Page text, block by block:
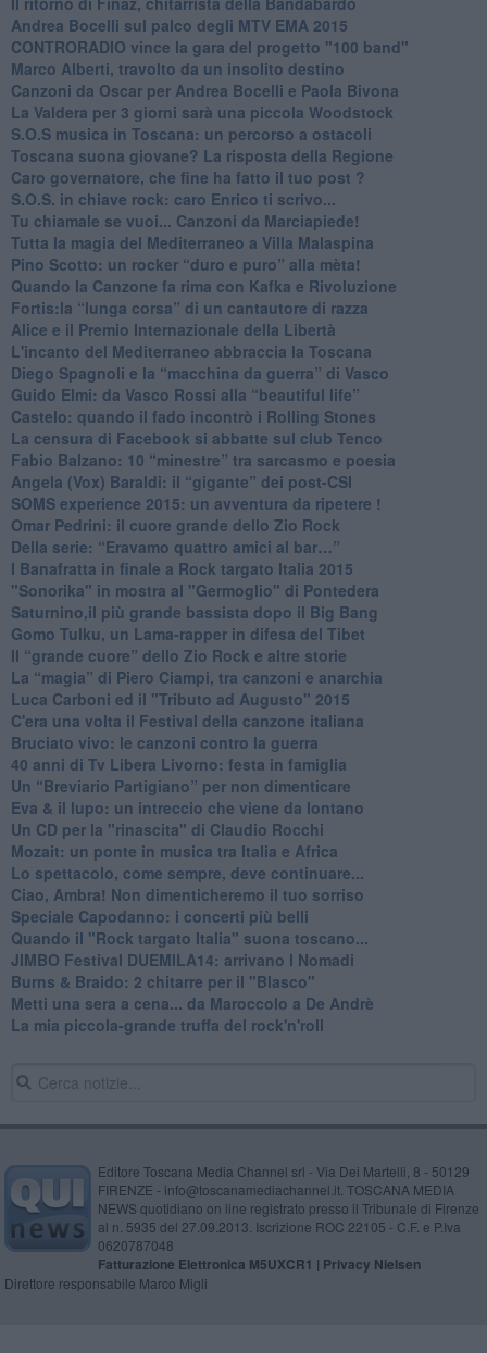
Andrea Bocelli sul palco degli MTV EMA 2015
CONTRORADIO vince la gara del progetto "100 band"
Marco Alberti, travolto da un insolito destino
Canzoni da Oscar per Andrea Bocelli e Paola Bivona
La Valdera per 3 giorni sarà una piccola Woodstock
S.O.S musica in Toscana: un percorso a ostacoli
​Toscana suona giovane? La risposta della Regione
Caro governatore, che fine ha fatto il tuo post ?
S.O.S. in chiave rock: caro Enrico ti scrivo...
Tu chiamale se vuoi... Canzoni da Marciapiede!
​Tutta la magia del Mediterraneo a Villa Malaspina
​Pino Scotto: un rocker “duro e puro” alla mèta!
​Quando la Canzone fa rima con Kafka e Rivoluzione
​Fortis:la “lunga corsa” di un cantautore di razza
Alice e il Premio Internazionale della Libertà
​L'incanto del Mediterraneo abbraccia la Toscana
​Diego Spagnoli e la “macchina da guerra” di Vasco
​Guido Elmi: da Vasco Rossi alla “beautiful life”
​Castelo: quando il fado incontrò i Rolling Stones
La censura di Facebook si abbatte sul club Tenco
Fabio Balzano: 10 “minestre” tra sarcasmo e poesia
Angela (Vox) Baraldi: il “gigante” dei post-CSI
​SOMS experience 2015: un avventura da ripetere !
Omar Pedrini: il cuore grande dello Zio Rock
Della serie: “Eravamo quattro amici al bar…”
I Banafratta in finale a Rock targato Italia 2015
"Sonorika" in mostra al "Germoglio" di Pontedera
​Saturnino,il più grande bassista dopo il Big Bang
​Gomo Tulku, un Lama-rapper in difesa del Tibet
​Il “grande cuore” dello Zio Rock e altre storie
La “magia” di Piero Ciampi, tra canzoni e anarchia
Luca Carboni ed il "Tributo ad Augusto" 2015
C'era una volta il Festival della canzone italiana
Bruciato vivo: le canzoni contro la guerra
40 anni di Tv Libera Livorno: festa in famiglia
Un “Breviario Partigiano” per non dimenticare
Eva & il lupo: un intreccio che viene da lontano
Un CD per la "rinascita" di Claudio Rocchi
Mozait: un ponte in musica tra Italia e Africa
Lo spettacolo, come sempre, deve continuare...
Ciao, Ambra! Non dimenticheremo il tuo sorriso
Speciale Capodanno: i concerti più belli
Quando il "Rock targato Italia" suona toscano...
JIMBO Festival DUEMILA14: arrivano I Nomadi
Burns & Braido: 2 chitarre per il "Blasco"
Metti una sera a cena... da Maroccolo a De Andrè
La mia piccola-grande truffa del rock'n'roll
Editore Toscana Media Channel srl - Via Dei Martelli, 8 - 50129
FIRENZE - info@toscanamediachannel.it. TOSCANA MEDIA
NEWS quotidiano on line registrato presso il Tribunale di Firenze
al n. 5935 del 27.09.2013. Iscrizione ROC 22105 - C.F. e P.Iva
0620787048
Fatturazione Elettronica M5UXCR1 | Privacy Nielsen
Direttore responsabile Marco Migli